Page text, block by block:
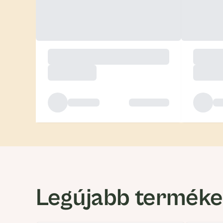
Legújabb